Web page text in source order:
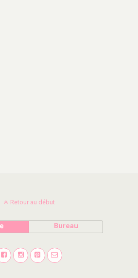
Retour au début
Bureau